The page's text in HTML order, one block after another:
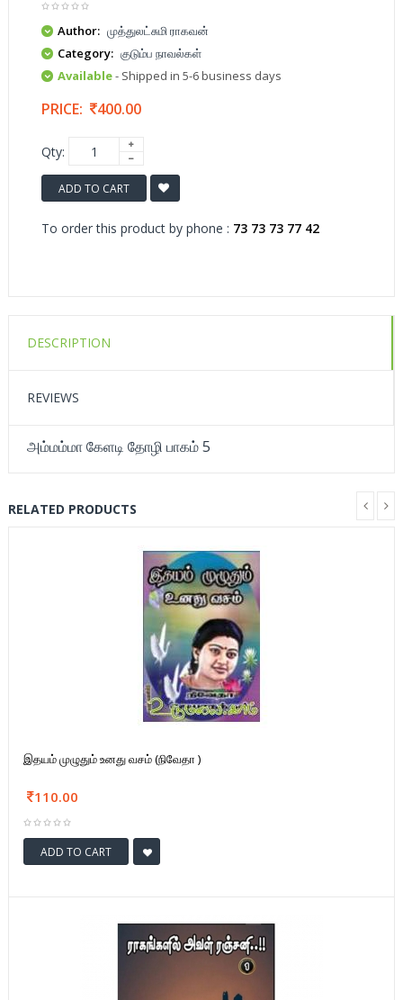
Author: முத்துலட்சுமி ராகவன்
Category: குடும்ப நாவல்கள்
Available- Shipped in 5-6 business days
PRICE: 400.00
Qty:
ADD TO CART
To order this product by phone : 73 73 73 77 42
DESCRIPTION
REVIEWS
அம்மம்மா கேளடி தோழி பாகம் 5
RELATED PRODUCTS
இதயம் முழுதும் உனது வசம் (நிவேதா )
110.00
ADD TO CART